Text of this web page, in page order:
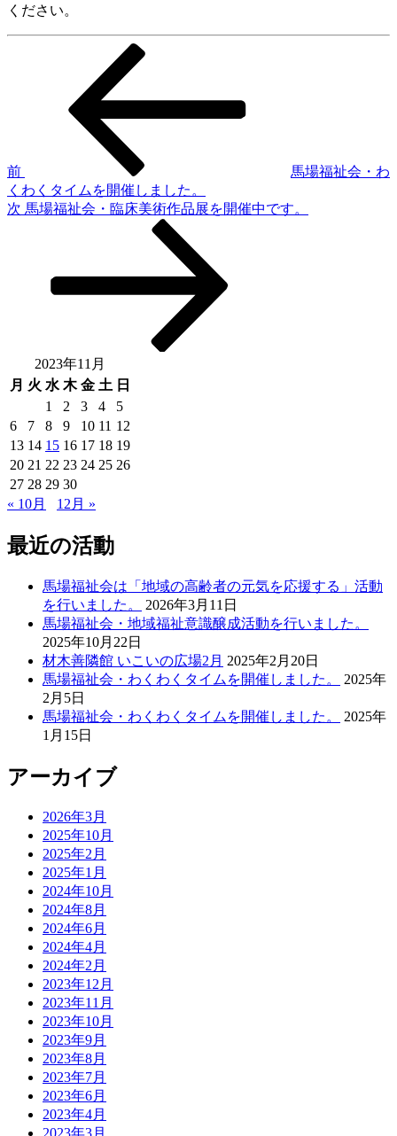
ください。
ゲ
ー
前
馬場福祉会・わ
くわくタイムを開催しました。
次
次 馬場福祉会・臨床美術作品展を開催中です。
2023年11月
月 火 水 木 金 土 日
1
2 3 4
5
6
7 8 9 10 11 12
13 14 15 16 17 18 19
20 21 22 23 24 25 26
27 28 29 30
« 10月
12月 »
最近の活動
馬場福祉会は「地域の高齢者の元気を応援する」活動
を行いました。
2026年3月11日
馬場福祉会・地域福祉意識醸成活動を行いました。
2025年10月22日
材木善隣館 いこいの広場2月 2025年2月20日
馬場福祉会・わくわくタイムを開催しました。
2025年
2月5日
馬場福祉会・わくわくタイムを開催しました。
2025年
1月15日
アーカイブ
2026年3月
2025年10月
2025年2月
2025年1月
2024年10月
2024年8月
2024年6月
2024年4月
2024年2月
2023年12月
2023年11月
2023年10月
2023年9月
2023年8月
2023年7月
2023年6月
2023年4月